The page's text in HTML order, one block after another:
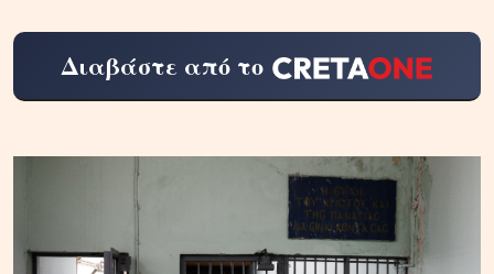
Διαβάστε από το